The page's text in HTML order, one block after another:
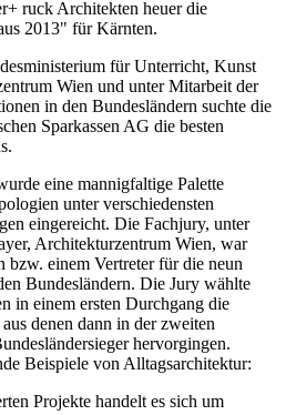
ruck Architekten heuer die
2013" für Kärnten.
für Unterricht, Kunst
Wien und unter Mitarbeit der
in den Bundesländern suchte die
Sparkassen AG die besten
eine mannigfaltige Palette
unter verschiedensten
eingereicht. Die Fachjury, unter
Architekturzentrum Wien, war
bzw. einem Vertreter für die neun
Bundesländern. Die Jury wählte
in einem ersten Durchgang die
denen dann in der zweiten
hervorgingen.
Beispiele von Alltagsarchitektur:
Projekte handelt es sich um